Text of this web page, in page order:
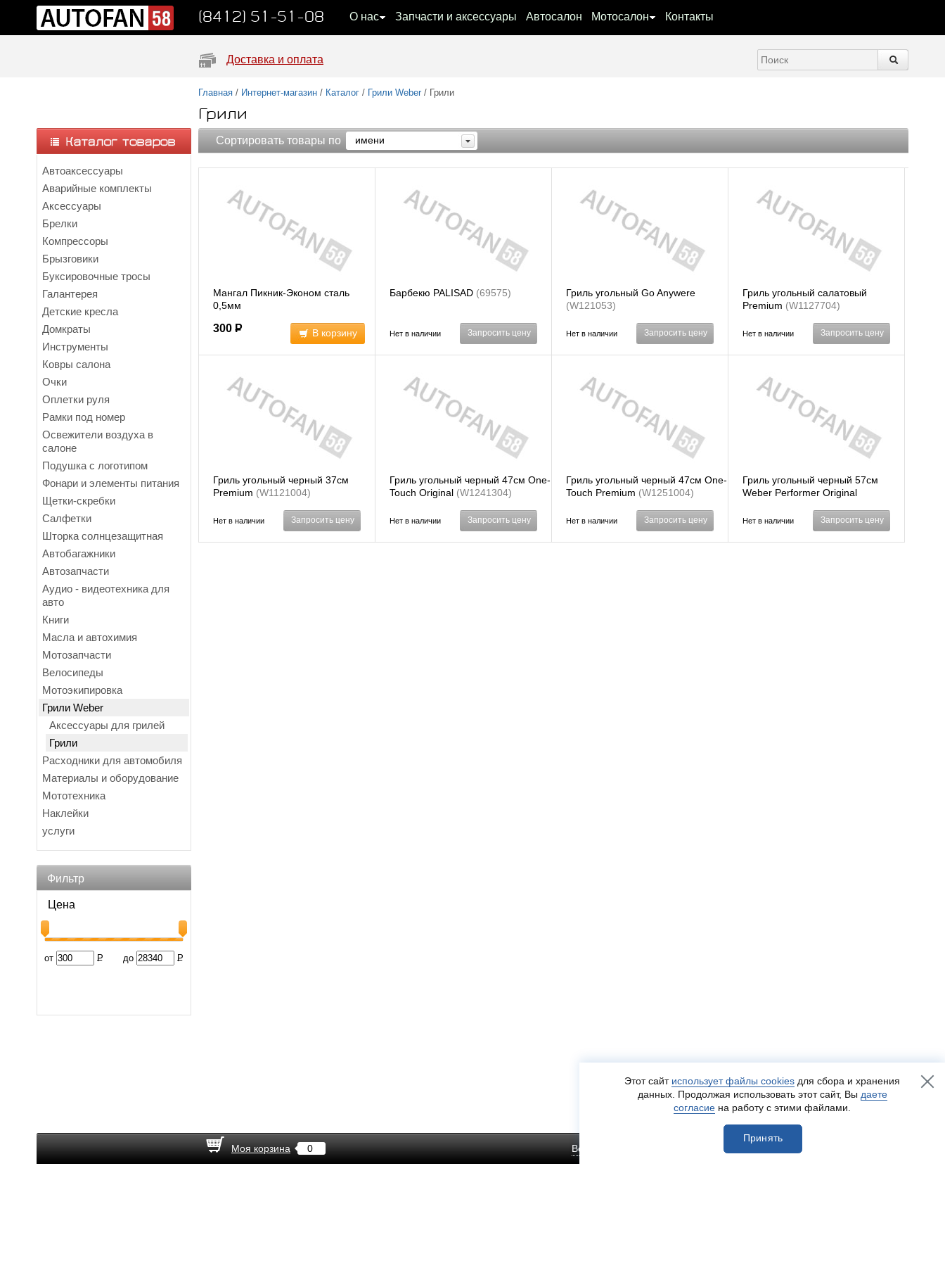
(8412) 51-51-08 О нас Запчасти и аксессуары Автосалон Мотосалон Контакты
Доставка и оплата
Автоаксессуары
Аварийные комплекты
Аксессуары
Брелки
Компрессоры
Брызговики
Буксировочные тросы
Галантерея
Детские кресла
Домкраты
Инструменты
Ковры салона
Очки
Оплетки руля
Рамки под номер
Освежители воздуха в
салоне
Подушка с логотипом
Фонари и элементы питания
Щетки-скребки
Салфетки
Шторка солнцезащитная
Автобагажники
Автозапчасти
Аудио - видеотехника для
авто
Книги
Масла и автохимия
Мотозапчасти
Велосипеды
Мотоэкипировка
Грили Weber
Аксессуары для грилей
Грили
Расходники для автомобиля
Материалы и оборудование
Мототехника
Наклейки
услуги
Фильтр
Цена
от Р до Р
Главная / Интернет-магазин / Каталог / Грили Weber / Грили
Грили
Сортировать товары по имени
Мангал Пикник-Эконом сталь
0,5мм
300 Р В корзину
Барбекю PALISAD (69575)
Нет в наличии Запросить цену
Гриль угольный Go Anywere
(W121053)
Нет в наличии Запросить цену
Гриль угольный салатовый
Premium (W1127704)
Нет в наличии Запросить цену
Гриль угольный черный 37см
Premium (W1121004)
Нет в наличии Запросить цену
Гриль угольный черный 47см One-
Touch Original (W1241304)
Нет в наличии Запросить цену
Гриль угольный черный 47см One-
Touch Premium (W1251004)
Нет в наличии Запросить цену
Гриль угольный черный 57см
Weber Performer Original
Нет в наличии Запросить цену
Моя корзина 0 Войти
Этот сайт использует файлы cookies для сбора и хранения
данных. Продолжая использовать этот сайт, Вы даете
согласие на работу с этими файлами.
Принять